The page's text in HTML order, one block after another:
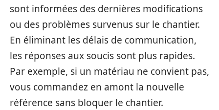
sont informées des dernières modifications
ou des problèmes survenus sur le chantier.
En éliminant les délais de communication,
les réponses aux soucis sont plus rapides.
Par exemple, si un matériau ne convient pas,
vous commandez en amont la nouvelle
référence sans bloquer le chantier.